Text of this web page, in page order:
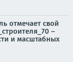
отмечает свой
–
и масштабных